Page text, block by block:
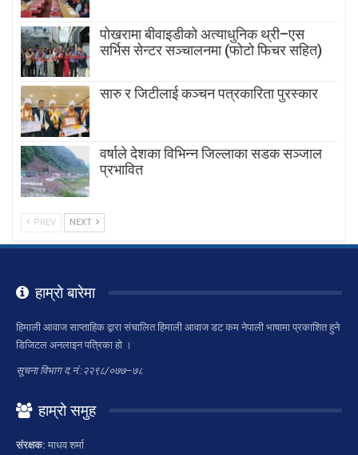
पोखरामा बीवाइडीको अत्याधुनिक थ्री–एस
सर्भिस सेन्टर सञ्चालनमा (फोटो फिचर सहित)
सारु र जिटीलाई कञ्चन पत्रकारिता पुरस्कार
वर्षाले देशका विभिन्न जिल्लाका सडक सञ्जाल
प्रभावित
PREV NEXT
हाम्रो बारेमा
हिमाली आवाज साप्ताहिक द्वारा संचालित हिमाली आवाज डट कम नेपाली भाषामा प्रकाशित हुने
डिजिटल अनलाइन पत्रिका हो ।
सूचना विभाग द.नं.:२२९८/०७७–७८
हाम्रो समुह
संरक्षक: माधव शर्मा